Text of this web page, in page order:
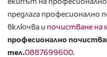
предлага професионално
включва и почистване на
професионално
тел.0887699600